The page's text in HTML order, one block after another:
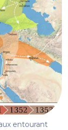
entourant